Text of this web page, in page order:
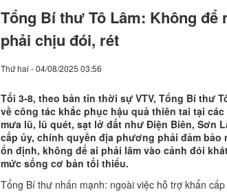
Tổng Bí thư Tô Lâm: Không để
phải chịu đói, rét
Thứ hai - 04/08/2025 03:56
Tối 3-8, theo bản tin thời sự VTV, Tổng Bí thư
về công tác khắc phục hậu quả thiên tai tại
mưa lũ, lũ quét, sạt lở đất như Điện Biên, Sơn
cấp ủy, chính quyền địa phương phải đảm
ổn định, không để ai phải lâm vào cảnh đói
mức sống cơ bản tối thiểu.
Tổng Bí thư nhấn mạnh: ngoài việc hỗ trợ khẩn